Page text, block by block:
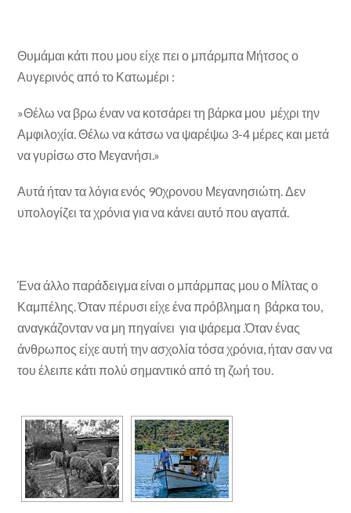
Θυμάμαι κάτι που μου είχε πει ο μπάρμπα Μήτσος ο
Αυγερινός από το Κατωμέρι :
»Θέλω να βρω έναν να κοτσάρει τη βάρκα μου μέχρι την
Αμφιλοχία. Θέλω να κάτσω να ψαρέψω 3-4 μέρες και μετά
να γυρίσω στο Μεγανήσι.»
Αυτά ήταν τα λόγια ενός 90χρονου Μεγανησιώτη. Δεν
υπολογίζει τα χρόνια για να κάνει αυτό που αγαπά.
Ένα άλλο παράδειγμα είναι ο μπάρμπας μου ο Μίλτας ο
Καμπέλης. Όταν πέρυσι είχε ένα πρόβλημα η βάρκα του,
αναγκάζονταν να μη πηγαίνει για ψάρεμα .Όταν ένας
άνθρωπος είχε αυτή την ασχολία τόσα χρόνια, ήταν σαν να
του έλειπε κάτι πολύ σημαντικό από τη ζωή του.